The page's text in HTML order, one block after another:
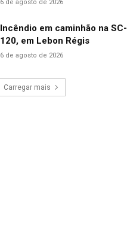
6 de agosto de 2026
Incêndio em caminhão na SC-
120, em Lebon Régis
6 de agosto de 2026
Carregar mais